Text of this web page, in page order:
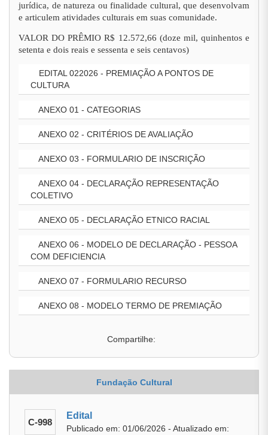
jurídica, de natureza ou finalidade cultural, que desenvolvam
e articulem atividades culturais em suas comunidade.
VALOR DO PRÊMIO R$ 12.572,66 (doze mil, quinhentos e
setenta e dois reais e sessenta e seis centavos)
EDITAL 022026 - PREMIAÇÃO A PONTOS DE
CULTURA
ANEXO 01 - CATEGORIAS
ANEXO 02 - CRITÉRIOS DE AVALIAÇÃO
ANEXO 03 - FORMULARIO DE INSCRIÇÃO
ANEXO 04 - DECLARAÇÃO REPRESENTAÇÃO
COLETIVO
ANEXO 05 - DECLARAÇÃO ETNICO RACIAL
ANEXO 06 - MODELO DE DECLARAÇÃO - PESSOA
COM DEFICIENCIA
ANEXO 07 - FORMULARIO RECURSO
ANEXO 08 - MODELO TERMO DE PREMIAÇÃO
Compartilhe:
Fundação Cultural
C-998
Edital
Publicado em: 01/06/2026 - Atualizado em: